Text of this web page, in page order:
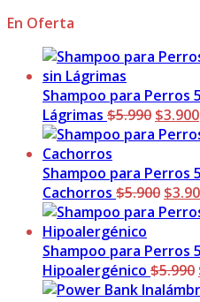
En Oferta
Shampoo para Perros
Lágrimas $5.990 El
precio
era:
$3.900El
Shampoo para Perros
Cachorros $5.900 El
era:
$
Shampoo para Perros
Hipoalergénico $5.990